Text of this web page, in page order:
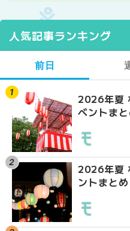
人気記事ランキング
前日
2026年夏
ベントま
2026年夏
ントまと